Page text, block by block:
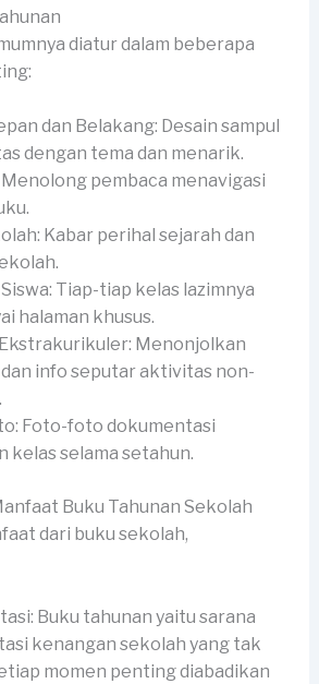
diatur dalam beberapa
dan Belakang: Desain sampul
dengan tema dan menarik.
Menolong pembaca menavigasi
Kabar perihal sejarah dan
Siswa: Tiap-tiap kelas lazimnya
halaman khusus.
Menonjolkan
info seputar aktivitas non-
Foto-foto dokumentasi
kelas selama setahun.
Buku Tahunan Sekolah
dari buku sekolah,
Buku tahunan yaitu sarana
kenangan sekolah yang tak
momen penting diabadikan